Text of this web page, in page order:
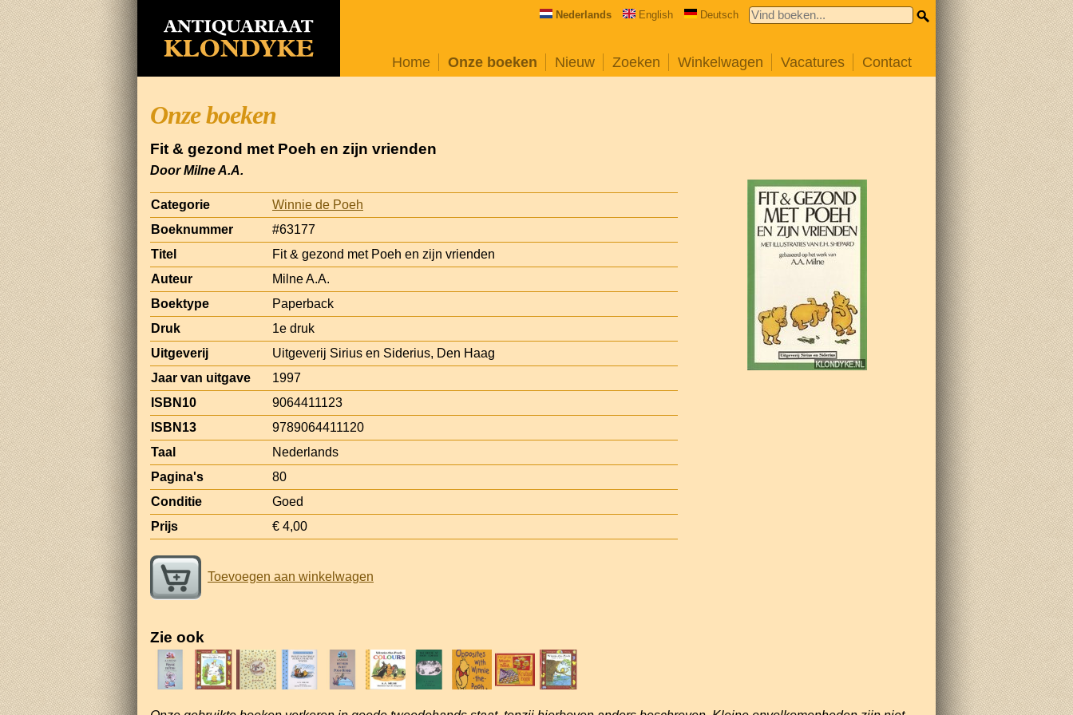
Nederlands English Deutsch
Home Onze boeken Nieuw Zoeken Winkelwagen Vacatures Contact
Onze boeken
Fit & gezond met Poeh en zijn vrienden
Door Milne A.A.
Categorie
Winnie de Poeh
Boeknummer
#63177
Titel
Fit & gezond met Poeh en zijn vrienden
Auteur
Milne A.A.
Boektype
Paperback
Druk
1e druk
Uitgeverij
Uitgeverij Sirius en Siderius, Den Haag
Jaar van uitgave
1997
ISBN10
9064411123
ISBN13
9789064411120
Taal
Nederlands
Pagina's
80
Conditie
Goed
Prijs
€ 4,00
Toevoegen aan winkelwagen
Zie ook